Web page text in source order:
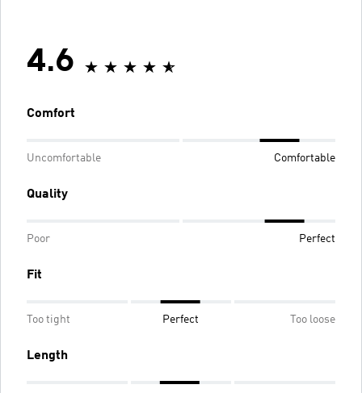
4.6
Comfort
Uncomfortable Comfortable
Quality
Poor Perfect
Fit
Too tight Perfect Too loose
Length